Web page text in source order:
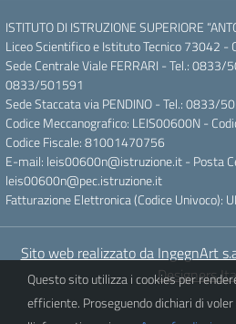
ISTITUTO DI ISTRUZIONE SUPERIORE
Liceo Scientifico e Istituto Tecnico 73042 -
Sede Centrale Viale FERRARI - Tel.:
0833/501591
Sede Staccata via PENDINO - Tel.: 0833/
Codice Meccanografico: LEIS00600N -
Codice Fiscale: 81001470756
E-mail: leis00600n@istruzione.it - Posta
leis00600n@pec.istruzione.it
Fatturazione Elettronica (Codice Univoco):
Sito web realizzato da IngegnArt
Designers
Questo sito utilizza i cookies per
efficiente. Proseguendo dichiari di